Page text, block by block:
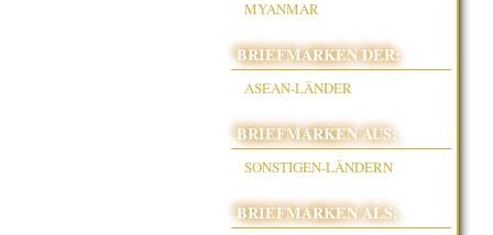
MYANMAR
BRIEFMARKEN DER:
ASEAN-LÄNDER
BRIEFMARKEN AUS:
SONSTIGEN-LÄNDERN
BRIEFMARKEN ALS: